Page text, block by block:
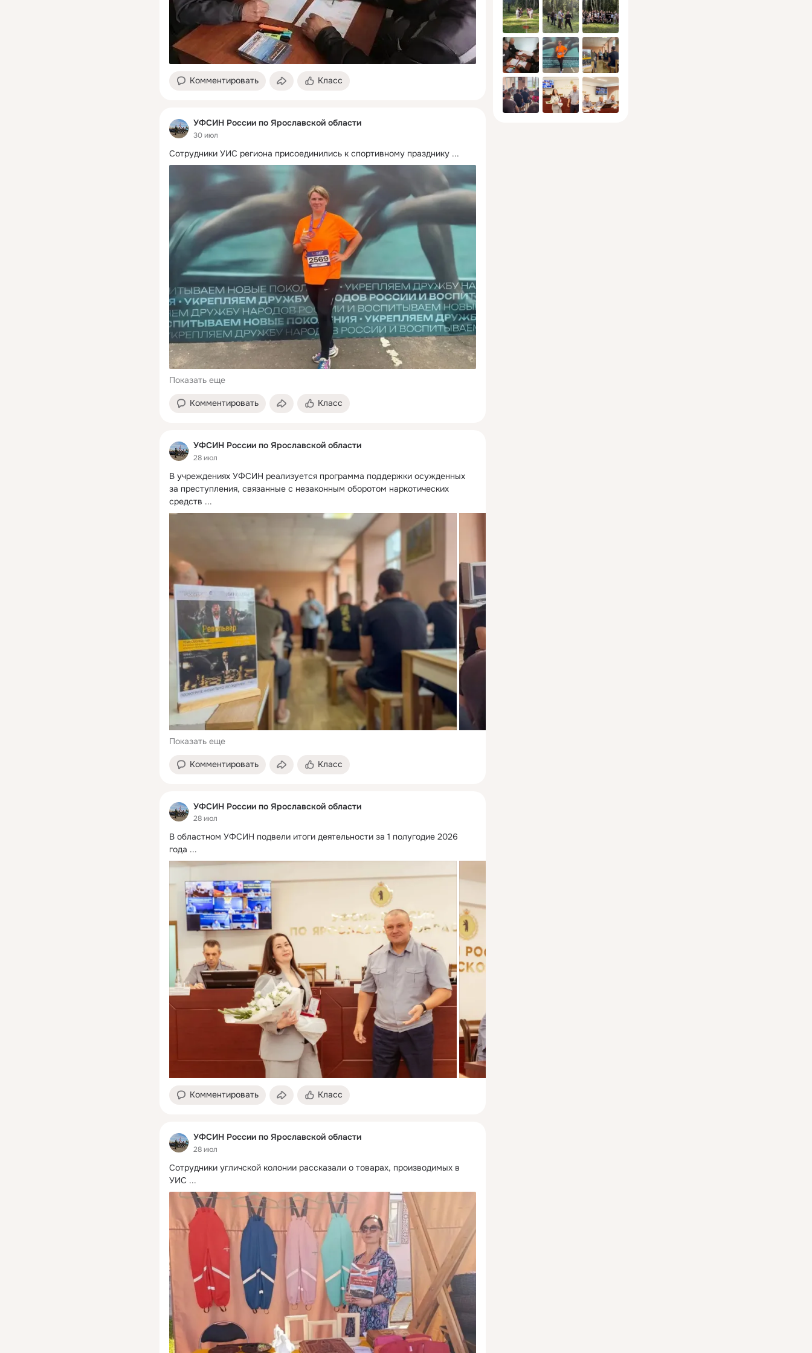
Комментировать Класс
УФСИН России по Ярославской области
30 июл
Сотрудники УИС региона присоединились к спортивному празднику ...
Показать еще
Комментировать Класс
УФСИН России по Ярославской области
28 июл
В учреждениях УФСИН реализуется программа поддержки осужденных
за преступления, связанные с незаконным оборотом наркотических
средств ...
Показать еще
Комментировать Класс
УФСИН России по Ярославской области
28 июл
В областном УФСИН подвели итоги деятельности за 1 полугодие 2026
года ...
Комментировать Класс
УФСИН России по Ярославской области
28 июл
Сотрудники угличской колонии рассказали о товарах, производимых в
УИС ...